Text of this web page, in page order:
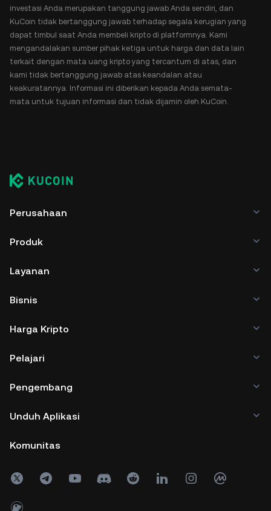
investasi Anda merupakan tanggung jawab Anda sendiri, dan
KuCoin tidak bertanggung jawab terhadap segala kerugian yang
dapat timbul saat Anda membeli kripto di platformnya. Kami
mengandalakan sumber pihak ketiga untuk harga dan data lain
terkait dengan mata uang kripto yang tercantum di atas, dan
kami tidak bertanggung jawab atas keandalan atau
keakuratannya. Informasi ini diberikan kepada Anda semata-
mata untuk tujuan informasi dan tidak dijamin oleh KuCoin.
Perusahaan
Produk
Layanan
Bisnis
Harga Kripto
Pelajari
Pengembang
Unduh Aplikasi
Komunitas